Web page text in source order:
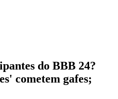
do BBB 24?
cometem gafes;